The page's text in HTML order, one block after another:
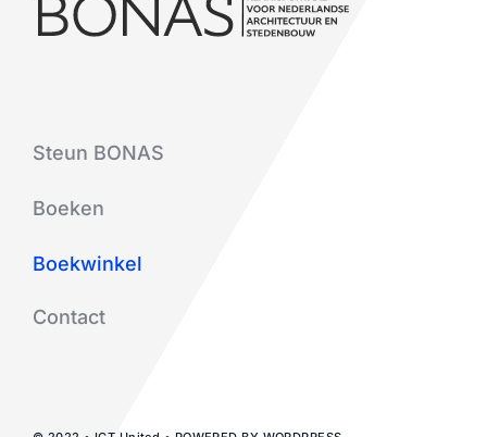
Steun BONAS
Boeken
Boekwinkel
Contact